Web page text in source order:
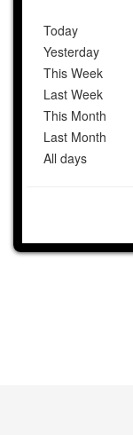
Today
Yesterday
This Week
Last Week
This Month
Last Month
All days